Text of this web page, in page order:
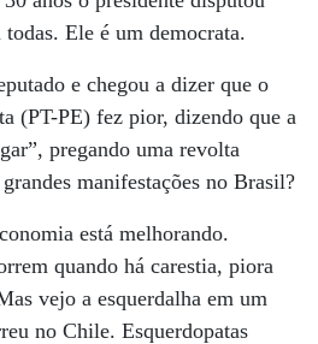
Ele é um democrata.
e chegou a dizer que o
(PT-PE) fez pior, dizendo que a
pregando uma revolta
manifestações no Brasil?
está melhorando.
quando há carestia, piora
vejo a esquerdalha em um
no Chile. Esquerdopatas